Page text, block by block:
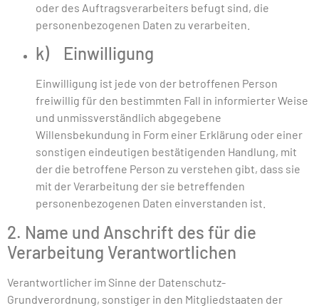
oder des Auftragsverarbeiters befugt sind, die
personenbezogenen Daten zu verarbeiten.
k) Einwilligung
Einwilligung ist jede von der betroffenen Person
freiwillig für den bestimmten Fall in informierter Weise
und unmissverständlich abgegebene
Willensbekundung in Form einer Erklärung oder einer
sonstigen eindeutigen bestätigenden Handlung, mit
der die betroffene Person zu verstehen gibt, dass sie
mit der Verarbeitung der sie betreffenden
personenbezogenen Daten einverstanden ist.
2. Name und Anschrift des für die
Verarbeitung Verantwortlichen
Verantwortlicher im Sinne der Datenschutz-
Grundverordnung, sonstiger in den Mitgliedstaaten der